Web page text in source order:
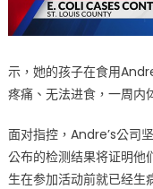
示，她的孩子在食用
疼痛、无法进食，一周内
面对指控，Andre’s公司
公布的检测结果将证明他
生在参加活动前就已经生